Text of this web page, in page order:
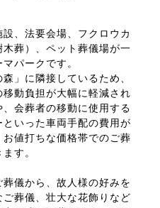
、法要会場、フクロウカ
葬）、ペット葬儀場が一
パークです。
」に隣接しているため、
動負担が大幅に軽減され
会葬者の移動に使用する
いった車両手配の費用が
値打ちな価格帯でのご葬
す。
儀から、故人様の好みを
葬儀、壮大な花飾りなど